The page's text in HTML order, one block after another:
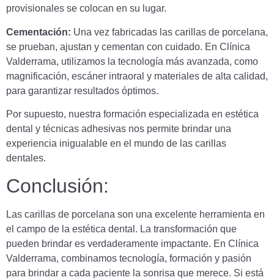
provisionales se colocan en su lugar.
Cementación: Una vez fabricadas las carillas de porcelana,
se prueban, ajustan y cementan con cuidado. En Clínica
Valderrama, utilizamos la tecnología más avanzada, como
magnificación, escáner intraoral y materiales de alta calidad,
para garantizar resultados óptimos.
Por supuesto, nuestra formación especializada en estética
dental y técnicas adhesivas nos permite brindar una
experiencia inigualable en el mundo de las carillas
dentales.
Conclusión:
Las carillas de porcelana son una excelente herramienta en
el campo de la estética dental. La transformación que
pueden brindar es verdaderamente impactante. En Clínica
Valderrama, combinamos tecnología, formación y pasión
para brindar a cada paciente la sonrisa que merece. Si está